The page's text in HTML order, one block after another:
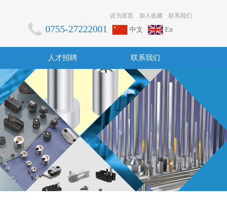
设为首页 加入收藏 联系我们
0755-27222001 中文 En
人才招聘 联系我们